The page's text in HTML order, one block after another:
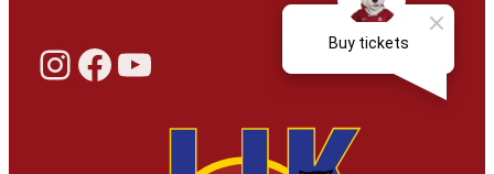
Instagram Facebook YouTube